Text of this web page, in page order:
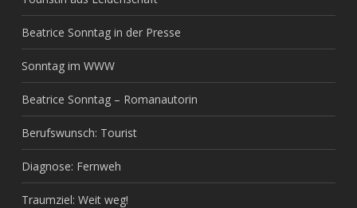
Beatrice Sonntag in der Presse
Sonntag im WWW
Beatrice Sonntag – Romanautorin
Berufswunsch: Tourist
Diagnose: Fernweh
Traumziel: Weit weg!